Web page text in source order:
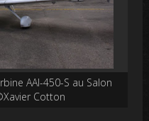
AAI-450-S au Salon
Cotton